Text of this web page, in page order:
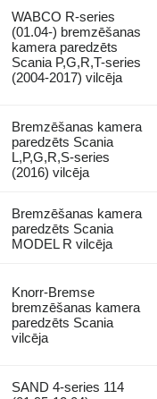
WABCO R-series
(01.04-) bremzēšanas
kamera paredzēts
Scania P,G,R,T-series
(2004-2017) vilcēja
Bremzēšanas kamera
paredzēts Scania
L,P,G,R,S-series
(2016) vilcēja
Bremzēšanas kamera
paredzēts Scania
MODEL R vilcēja
Knorr-Bremse
bremzēšanas kamera
paredzēts Scania
vilcēja
SAND 4-series 114